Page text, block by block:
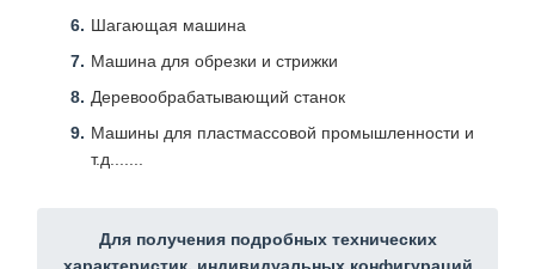
Шагающая машина
Машина для обрезки и стрижки
Деревообрабатывающий станок
Машины для пластмассовой промышленности и
т.д.......
Для получения подробных технических